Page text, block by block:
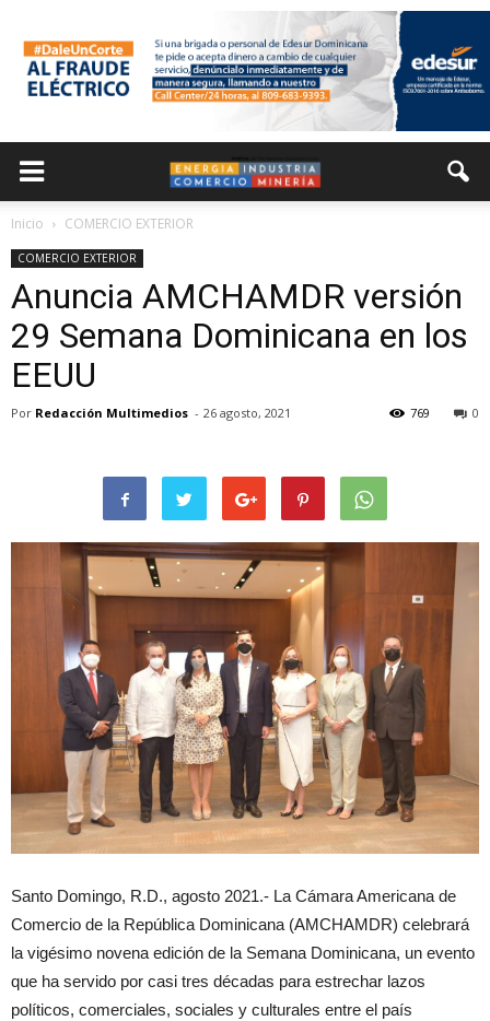
Inicio COMERCIO EXTERIOR
COMERCIO EXTERIOR
Anuncia AMCHAMDR versión
29 Semana Dominicana en los
EEUU
Por Redacción Multimedios - 26 agosto, 2021 0
769
Santo Domingo, R.D., agosto 2021.- La Cámara Americana de
Comercio de la República Dominicana (AMCHAMDR) celebrará
la vigésimo novena edición de la Semana Dominicana, un evento
que ha servido por casi tres décadas para estrechar lazos
políticos, comerciales, sociales y culturales entre el país